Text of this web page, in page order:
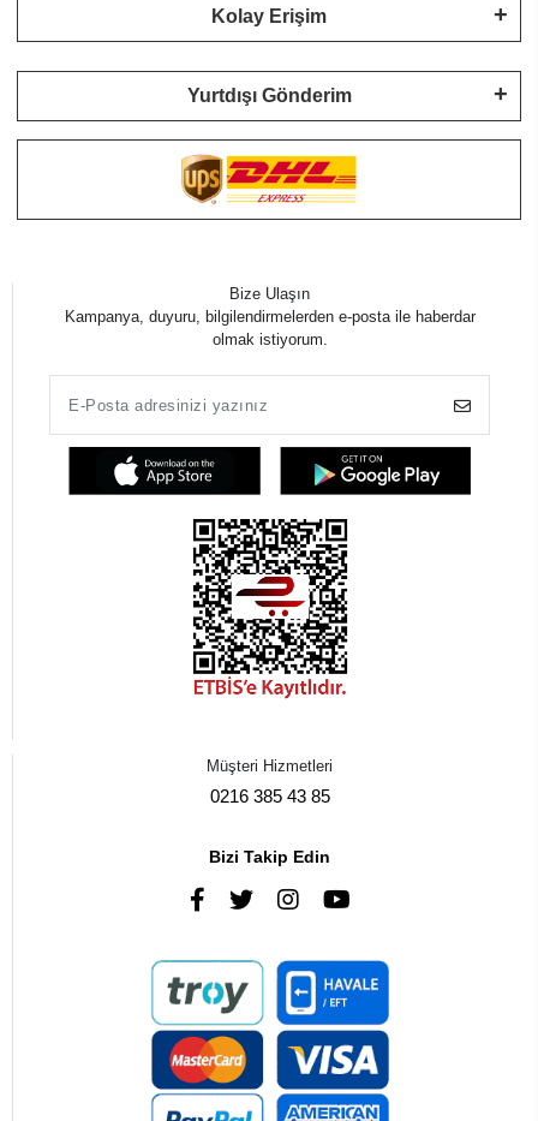
Kolay Erişim
Yurtdışı Gönderim
Bize Ulaşın
Kampanya, duyuru, bilgilendirmelerden e-posta ile haberdar
olmak istiyorum.
Müşteri Hizmetleri
0216 385 43 85
Bizi Takip Edin